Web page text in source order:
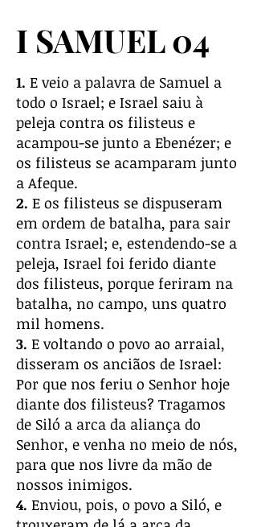
I SAMUEL 04
1. E veio a palavra de Samuel a
todo o Israel; e Israel saiu à
peleja contra os filisteus e
acampou-se junto a Ebenézer; e
os filisteus se acamparam junto
a Afeque.
2. E os filisteus se dispuseram
em ordem de batalha, para sair
contra Israel; e, estendendo-se a
peleja, Israel foi ferido diante
dos filisteus, porque feriram na
batalha, no campo, uns quatro
mil homens.
3. E voltando o povo ao arraial,
disseram os anciãos de Israel:
Por que nos feriu o Senhor hoje
diante dos filisteus? Tragamos
de Siló a arca da aliança do
Senhor, e venha no meio de nós,
para que nos livre da mão de
nossos inimigos.
4. Enviou, pois, o povo a Siló, e